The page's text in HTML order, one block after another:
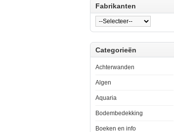
Fabrikanten
Categorieën
Achterwanden
Algen
Aquaria
Bodembedekking
Boeken en info